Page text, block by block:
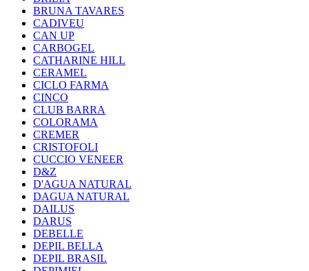
BRUNA TAVARES
CADIVEU
CAN UP
CARBOGEL
CATHARINE HILL
CERAMEL
CICLO FARMA
CINCO
CLUB BARRA
COLORAMA
CREMER
CRISTOFOLI
CUCCIO VENEER
D&Z
D'AGUA NATURAL
DAGUA NATURAL
DAILUS
DARUS
DEBELLE
DEPIL BELLA
DEPIL BRASIL